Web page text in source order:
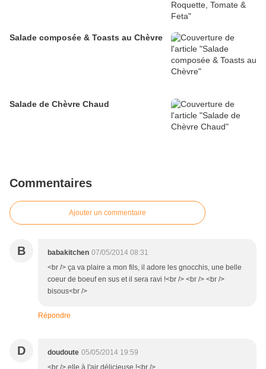
Salade composée & Toasts au Chèvre
Salade de Chèvre Chaud
Commentaires
Ajouter un commentaire
B babakitchen 07/05/2014 08:31
<br /> ça va plaire a mon fils, il adore les gnocchis, une belle
coeur de boeuf en sus et il sera ravi !<br /> <br /> <br />
bisous<br />
Répondre
D doudoute 05/05/2014 19:59
<br /> elle à l'air délicieuse !<br />